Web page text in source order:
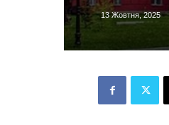
13 Жовтня, 2025